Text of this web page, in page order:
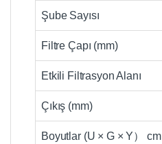
Şube Sayısı
Filtre Çapı (mm)
Etkili Filtrasyon Alanı
Çıkış (mm)
Boyutlar (U × G × Y） cm